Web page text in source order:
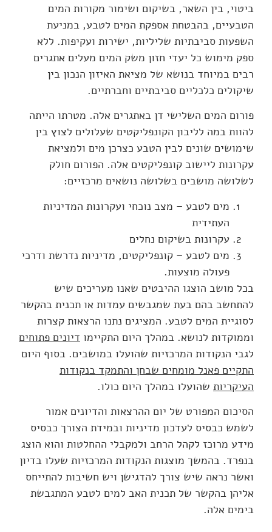
ביטוי, בין השאר, בשיקום ושימור מקורות המים
הטבעיים, בהבטחת אספקת המים לטבע, במניעת
השפעות סביבתיות שליליות, ישירות ועקיפות. ללא
ספק מימוש כל יעדי חזון משק המים מעלים אתגרים
רבים במיוחד בנושא של מציאת האיזון הנכון בין
שיקולים כלכליים סביבתיים וחברתיים.
פורום המים השלישי דן באתגרים אלה. מטרתו הייתה
להוות במה לליבון הקונפליקטים שעלולים לצוץ בין
שימושים שונים לבין הטבע כצרכן מים ולמציאת
עקרונות ליישוב קונפליקטים אלה. הפורום חולק
לשלושה מושבים בשלושה נושאים מרכזיים:
מים לטבע – מצב נוכחי ועקרונות המדיניות
העתידית
עקרונות בשיקום נחלים
מים לטבע – קונפליקטים, מדיניות נדרשת ודרכי
פעולה מוצעות.
בכל מושב הוצגו ההיבטים שאנו מעריכים שיש
להתחשב בהם בעת שמגבשים עמדות או תכנית בהקשר
לסוגיית המים לטבע. המציגים נתנו הרצאות קצרות
וממוקדות לנושא. במהלך היום התקיימו דיונים פתוחים
לגבי הנקודות המרכזיות שהועלו במושבים. בסוף היום
התקיים פאנל מומחים שבחן והתמקד בנקודות
העיקריות שהועלו במהלך היום כולו.
הסיכום המפורט של יום ההרצאות והדיונים אמור
לשמש כבסיס לעדכון מדיניות ובמידת הצורך כבסיס
מידע מרוכז לקהל הרחב ולמקבלי ההחלטות והוא הוצג
בנפרד. בהמשך מוצגות הנקודות המרכזיות שעלו בדיון
ואשר נראה שיש צורך להדגישן ויש חשיבות להתייחס
אליהן בהקשר של תכנית האב למים לטבע המתגבשת
בימים אלה.